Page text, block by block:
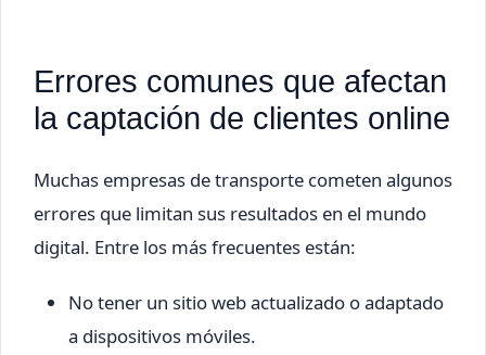
Errores comunes que afectan
la captación de clientes online
Muchas empresas de transporte cometen algunos
errores que limitan sus resultados en el mundo
digital. Entre los más frecuentes están:
No tener un sitio web actualizado o adaptado
a dispositivos móviles.